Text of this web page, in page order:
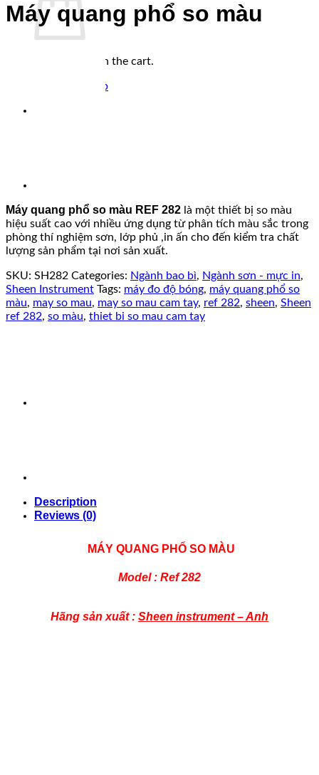
No products in the cart.
Return to shop
Máy quang phổ so màu
Máy quang phổ so màu REF 282 là một thiết bị so màu
hiệu suất cao với nhiều ứng dụng từ phân tích màu sắc trong
phòng thí nghiệm sơn, lớp phủ ,in ấn cho đến kiểm tra chất
lượng sản phẩm tại nơi sản xuất.
SKU: SH282 Categories: Ngành bao bì, Ngành sơn - mực in,
Sheen Instrument Tags: máy đo độ bóng, máy quang phổ so
màu, may so mau, may so mau cam tay, ref 282, sheen, Sheen
ref 282, so màu, thiet bi so mau cam tay
Description
Reviews (0)
MÁY QUANG PHỔ SO MÀU
Model : Ref 282
Hãng sản xuất : Sheen instrument – Anh